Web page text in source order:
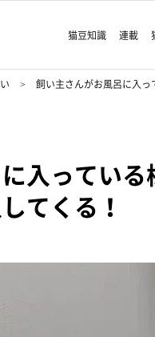
猫豆知識 連載
飼い主さんがお風呂に入
入ってい
てくる！